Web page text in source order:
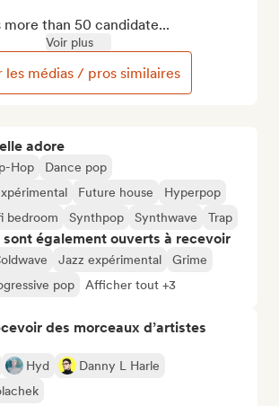
adore
Hop
Dance pop
Future house
Hyperpop
bedroom Synthpop Synthwave Trap
également ouverts à recevoir
Jazz expérimental
Grime
pop Afficher tout +3
des morceaux d’artistes
Hyd
Danny L Harle
than 50 candidate...
Voir plus
les médias / pros similaires